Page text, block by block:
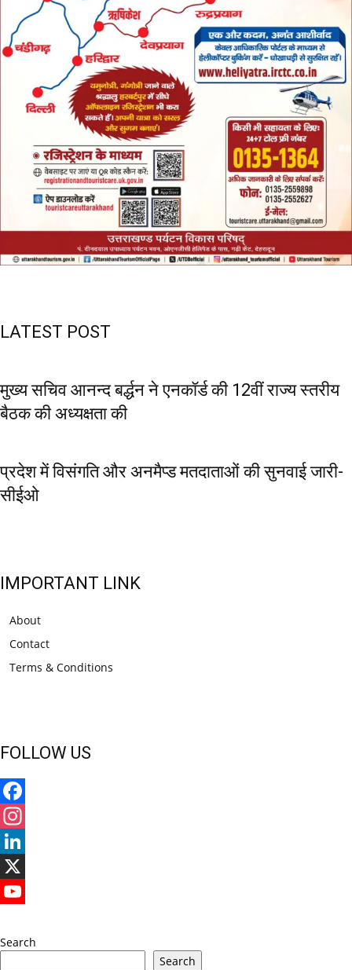
LATEST POST
मुख्य सचिव आनन्द बर्द्धन ने एनकॉर्ड की 12वीं राज्य स्तरीय
बैठक की अध्यक्षता की
प्रदेश में विसंगति और अनमैप्ड मतदाताओं की सुनवाई जारी-
सीईओ
IMPORTANT LINK
About
Contact
Terms & Conditions
FOLLOW US
Facebook
Instagram
LinkedIn
X
Search
Search